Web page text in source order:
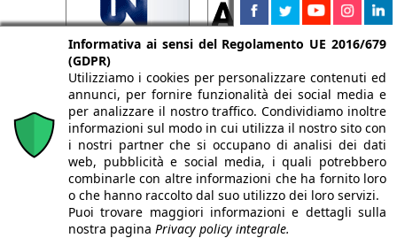
Informativa ai sensi del Regolamento UE 2016/679
(GDPR)
Utilizziamo i cookies per personalizzare contenuti ed
annunci, per fornire funzionalità dei social media e
per analizzare il nostro traffico. Condividiamo inoltre
informazioni sul modo in cui utilizza il nostro sito con
i nostri partner che si occupano di analisi dei dati
web, pubblicità e social media, i quali potrebbero
combinarle con altre informazioni che ha fornito loro
o che hanno raccolto dal suo utilizzo dei loro servizi.
Puoi trovare maggiori informazioni e dettagli sulla
nostra pagina Privacy policy integrale.